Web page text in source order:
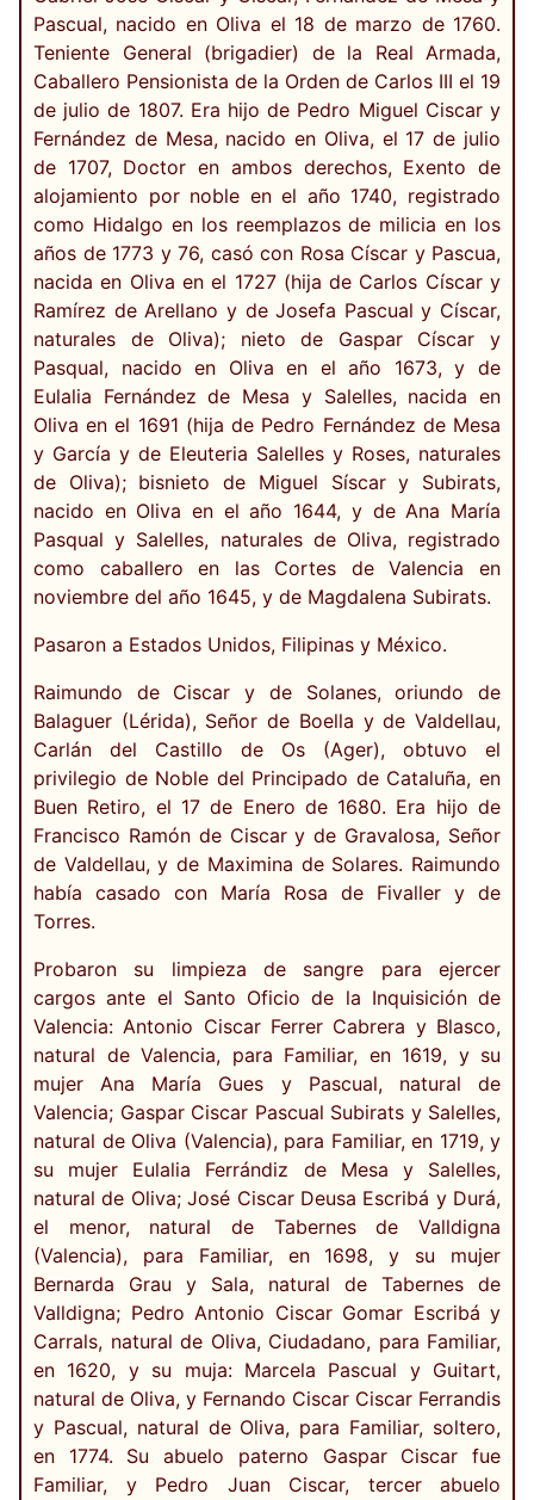
Pascual, nacido en Oliva el 18 de marzo de 1760.
Teniente General (brigadier) de la Real Armada,
Caballero Pensionista de la Orden de Carlos III el 19
de julio de 1807. Era hijo de Pedro Miguel Ciscar y
Fernández de Mesa, nacido en Oliva, el 17 de julio
de 1707, Doctor en ambos derechos, Exento de
alojamiento por noble en el año 1740, registrado
como Hidalgo en los reemplazos de milicia en los
años de 1773 y 76, casó con Rosa Císcar y Pascua,
nacida en Oliva en el 1727 (hija de Carlos Císcar y
Ramírez de Arellano y de Josefa Pascual y Císcar,
naturales de Oliva); nieto de Gaspar Císcar y
Pasqual, nacido en Oliva en el año 1673, y de
Eulalia Fernández de Mesa y Salelles, nacida en
Oliva en el 1691 (hija de Pedro Fernández de Mesa
y García y de Eleuteria Salelles y Roses, naturales
de Oliva); bisnieto de Miguel Síscar y Subirats,
nacido en Oliva en el año 1644, y de Ana María
Pasqual y Salelles, naturales de Oliva, registrado
como caballero en las Cortes de Valencia en
noviembre del año 1645, y de Magdalena Subirats.
Pasaron a Estados Unidos, Filipinas y México.
Raimundo de Ciscar y de Solanes, oriundo de
Balaguer (Lérida), Señor de Boella y de Valdellau,
Carlán del Castillo de Os (Ager), obtuvo el
privilegio de Noble del Principado de Cataluña, en
Buen Retiro, el 17 de Enero de 1680. Era hijo de
Francisco Ramón de Ciscar y de Gravalosa, Señor
de Valdellau, y de Maximina de Solares. Raimundo
había casado con María Rosa de Fivaller y de
Torres.
Probaron su limpieza de sangre para ejercer
cargos ante el Santo Oficio de la Inquisición de
Valencia: Antonio Ciscar Ferrer Cabrera y Blasco,
natural de Valencia, para Familiar, en 1619, y su
mujer Ana María Gues y Pascual, natural de
Valencia; Gaspar Ciscar Pascual Subirats y Salelles,
natural de Oliva (Valencia), para Familiar, en 1719, y
su mujer Eulalia Ferrándiz de Mesa y Salelles,
natural de Oliva; José Ciscar Deusa Escribá y Durá,
el menor, natural de Tabernes de Valldigna
(Valencia), para Familiar, en 1698, y su mujer
Bernarda Grau y Sala, natural de Tabernes de
Valldigna; Pedro Antonio Ciscar Gomar Escribá y
Carrals, natural de Oliva, Ciudadano, para Familiar,
en 1620, y su muja: Marcela Pascual y Guitart,
natural de Oliva, y Fernando Ciscar Ciscar Ferrandis
y Pascual, natural de Oliva, para Familiar, soltero,
en 1774. Su abuelo paterno Gaspar Ciscar fue
Familiar, y Pedro Juan Ciscar, tercer abuelo